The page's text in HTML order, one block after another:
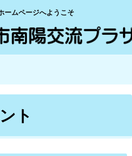
ームページへようこそ
ト